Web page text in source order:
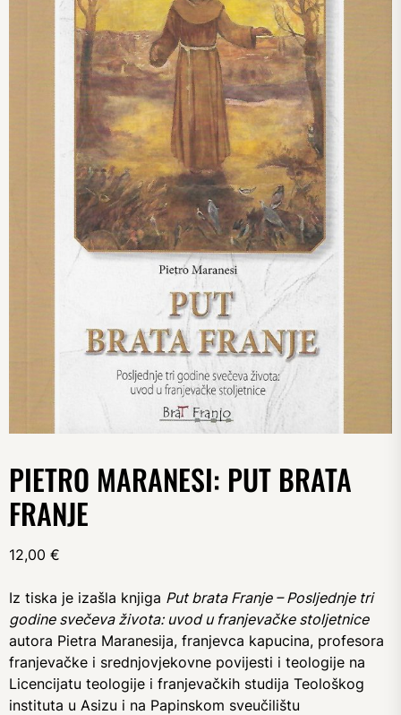
PIETRO MARANESI: PUT BRATA
FRANJE
12,00 €
Iz tiska je izašla knjiga Put brata Franje – Posljednje tri
godine svečeva života: uvod u franjevačke stoljetnice
autora Pietra Maranesija, franjevca kapucina, profesora
franjevačke i srednjovjekovne povijesti i teologije na
Licencijatu teologije i franjevačkih studija Teološkog
instituta u Asizu i na Papinskom sveučilištu